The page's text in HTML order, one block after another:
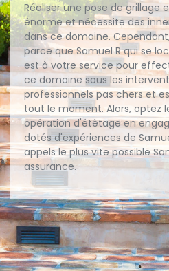
Réaliser une pose de grillage
énorme et nécessite des
dans ce domaine.
parce que Samuel R qui se
est à votre service pour
ce domaine sous les
professionnels pas chers et
tout le moment. Alors, optez
opération d'étêtage en
dotés d'expériences de
appels le plus vite possible
assurance.